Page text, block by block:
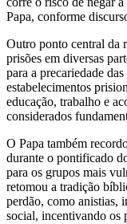
Papa, conforme
Outro ponto central da
prisões em diversas
para a precariedade
estabelecimentos
educação, trabalho e
considerados
O Papa também
durante o pontificado
para os grupos mais
retomou a tradição
perdão, como anistias,
social, incentivando os